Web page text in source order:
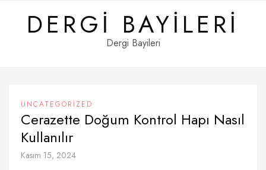
contentDERGI BAYILERI
Dergi Bayileri
UNCATEGORIZED
Cerazette Doğum Kontrol Hapı Nasıl
Kullanılır
Kasım 15, 2024